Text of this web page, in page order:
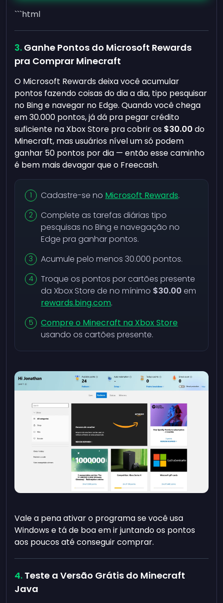
```html
Ganhe Pontos do Microsoft Rewards
pra Comprar Minecraft
O Microsoft Rewards deixa você acumular
pontos fazendo coisas do dia a dia, tipo pesquisar
no Bing e navegar no Edge. Quando você chega
em 30.000 pontos, já dá pra pegar crédito
suficiente na Xbox Store pra cobrir os $30.00 do
Minecraft, mas usuários nível um só podem
ganhar 50 pontos por dia — então esse caminho
é bem mais devagar que o Freecash.
Cadastre-se no Microsoft Rewards.
Complete as tarefas diárias tipo
pesquisas no Bing e navegação no
Edge pra ganhar pontos.
Acumule pelo menos 30.000 pontos.
Troque os pontos por cartões presente
da Xbox Store de no mínimo $30.00 em
rewards.bing.com.
Compre o Minecraft na Xbox Store
usando os cartões presente.
Vale a pena ativar o programa se você usa
Windows e tá de boa em ir juntando os pontos
aos poucos até conseguir comprar.
Teste a Versão Grátis do Minecraft
Java